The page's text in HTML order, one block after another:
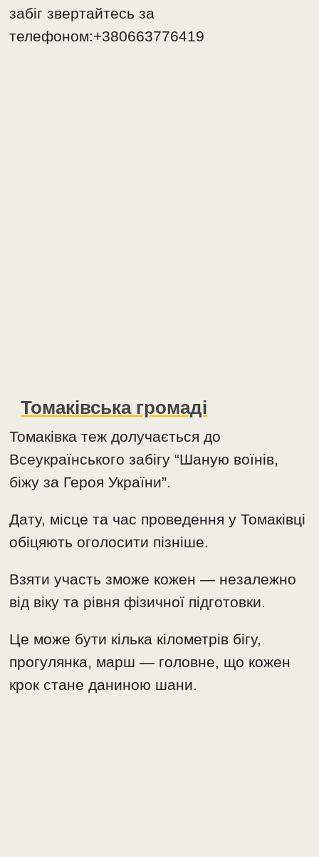
забіг звертайтесь за
телефоном:+380663776419
Томаківська громаді
Томаківка теж долучається до
Всеукраїнського забігу “Шаную воїнів,
біжу за Героя України”.
Дату, місце та час проведення у Томаківці
обіцяють оголосити пізніше.
Взяти участь зможе кожен — незалежно
від віку та рівня фізичної підготовки.
Це може бути кілька кілометрів бігу,
прогулянка, марш — головне, що кожен
крок стане даниною шани.